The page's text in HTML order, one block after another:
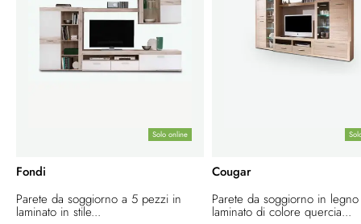
Solo online
Fondi
Parete da soggiorno a 5 pezzi in
laminato in stile...
Cougar
Parete da soggiorno in legno
laminato di colore quercia...